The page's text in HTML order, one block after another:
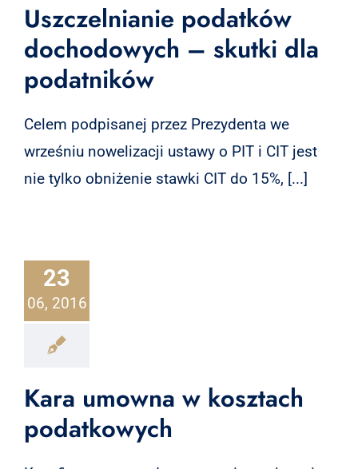
Uszczelnianie podatków
dochodowych – skutki dla
podatników
Celem podpisanej przez Prezydenta we
wrześniu nowelizacji ustawy o PIT i CIT jest
nie tylko obniżenie stawki CIT do 15%, [...]
23
06, 2016
Kara umowna w kosztach
podatkowych